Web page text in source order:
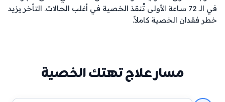
خطر فقدان الخصية كاملاً.
مسار علاج تهتك الخصية